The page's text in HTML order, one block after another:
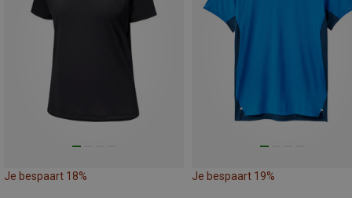
Je bespaart 18% Je bespaart 19%